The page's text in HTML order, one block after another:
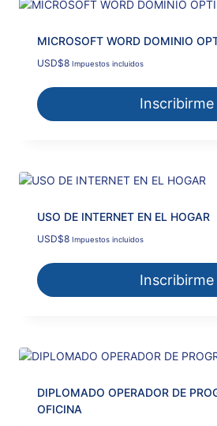
MICROSOFT WORD DOMINIO
USD$8 Impuestos incluidos
Inscribirme
USO DE INTERNET EN EL HOGAR
USD$8 Impuestos incluidos
Inscribirme
DIPLOMADO OPERADOR DE
OFICINA